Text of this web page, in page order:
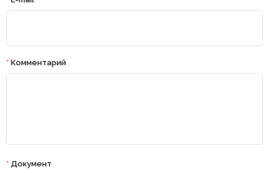
* Комментарий
* Документ